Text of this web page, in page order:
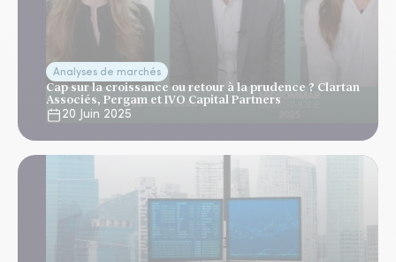
Analyses de marchés
Cap sur la croissance ou retour à la prudence ? Clartan
Associés, Pergam et IVO Capital Partners
20 Juin 2025